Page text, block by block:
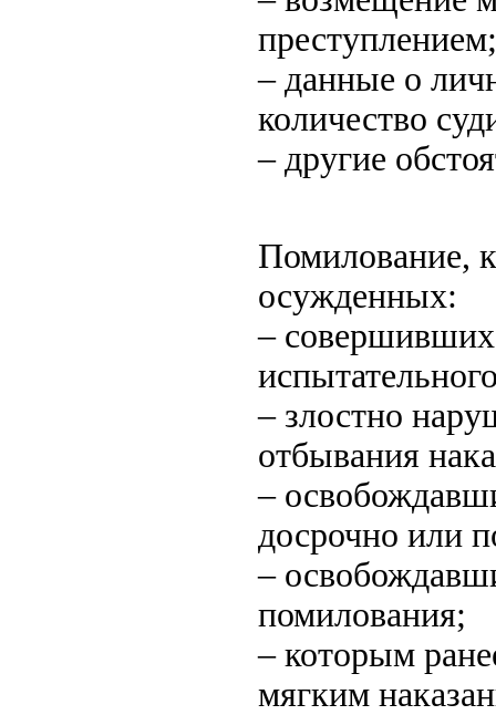
преступлением;
– данные о
количество
– другие
Помилование,
осужденных:
–
– злостно
отбывания
–
досрочно или
–
помилования;
– которым
мягким